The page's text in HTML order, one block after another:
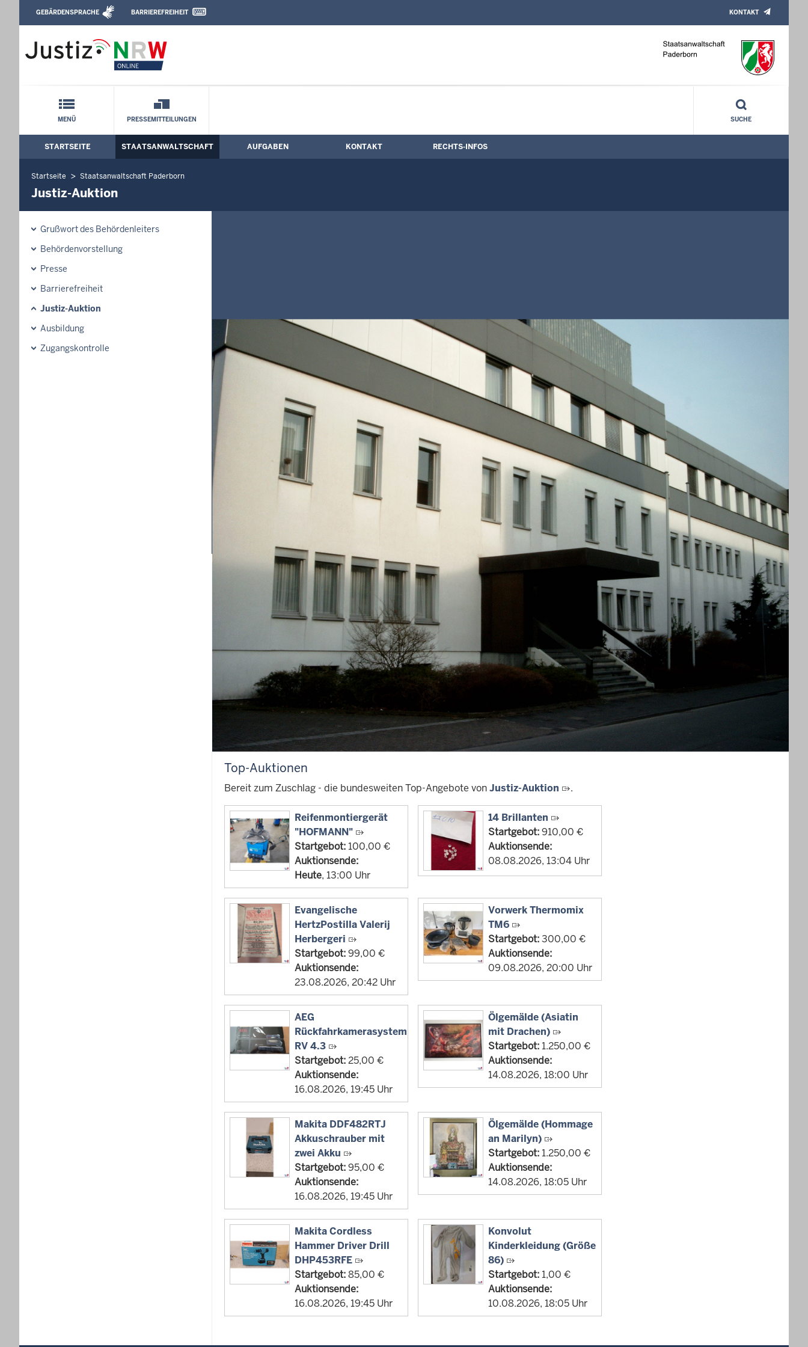
Staatsanwaltschaft Paderborn: Justiz-Auktion
Direkt zum Inhalt
Leichte Sprache, Gebärdensprachenvideo und Kontaktformular
GEBÄRDENSPRACHE BARRIEREFREIHEIT KONTAKT
Schnellnavigation mit Volltext-Suche
MENÜ PRESSEMITTEILUNGEN SUCHE
Hauptmenü: Hauptnavigation
STARTSEITE STAATSANWALTSCHAFT AUFGABEN KONTAKT RECHTS-INFOS
Startseite Staatsanwaltschaft Paderborn
Justiz-Auktion
Grußwort des Behördenleiters
Behördenvorstellung
Presse
Barrierefreiheit
Justiz-Auktion
Ausbildung
Zugangskontrolle
Quelle: Staatsanwaltschaft Paderborn
Justiz-Auktion
Aktuelle Angebote auf der Versteigerungsplattform der Justiz
Das Besondere an der Justiz-Auktion:
Bieten – Zuschlag bekommen – Zahlen – Ware erhalten: Die Justiz-Auktion bietet hochwertige Ware, einfache Abläufe und
sichere Bedingungen für jedermann.
Anders als bei gewohnten Internetauktionen handelt es sich bei den Verkäufern der Justiz-Auktion ausschließlich um die
Justiz mit ihren Gerichten, Staatsanwaltschaften, Vollstreckungsorganen sowie weiteren Behörden. Als Verkäufer können
sich alle Justizeinrichtungen, Behörden und Gerichtsvollzieherinnen und Gerichtsvollzieher beteiligen.
Die Justizeinrichtungen sowie die Gerichtsvollzieherinnen und Gerichtsvollzieher sind verlässliche Vertragspartner, die
umgehend nach Zahlungseingang den ersteigerten Gegenstand an den erfolgreichen Bieter übergeben oder versenden. Als
Bieter kann sich grundsätzlich (Ausnahmen regeln die Allgemeinen Versteigerungsbedingungen der Justiz-Auktion) und
auf einfachem Weg jeder registrieren.
Top-Auktionen
Bereit zum Zuschlag - die bundesweiten Top-Angebote vonJustiz-Auktion .
Reifenmontiergerät
"HOFMANN"
Startgebot:100,00 €
Auktionsende:
Heute, 13:00 Uhr
14 Brillanten
Startgebot:910,00 €
Auktionsende:
08.08.2026, 13:04 Uhr
Evangelische
HertzPostilla Valerij
Herbergeri
Startgebot:99,00 €
Auktionsende:
23.08.2026, 20:42 Uhr
Vorwerk Thermomix
TM6
Startgebot:300,00 €
Auktionsende:
09.08.2026, 20:00 Uhr
AEG
Rückfahrkamerasystem
RV 4.3
Startgebot:25,00 €
Auktionsende:
16.08.2026, 19:45 Uhr
Ölgemälde (Asiatin
mit Drachen)
Startgebot:1.250,00 €
Auktionsende:
14.08.2026, 18:00 Uhr
Makita DDF482RTJ
Akkuschrauber mit
zwei Akku
Startgebot:95,00 €
Auktionsende:
16.08.2026, 19:45 Uhr
Ölgemälde (Hommage
an Marilyn)
Startgebot:1.250,00 €
Auktionsende:
14.08.2026, 18:05 Uhr
Makita Cordless
Hammer Driver Drill
DHP453RFE
Startgebot:85,00 €
Auktionsende:
16.08.2026, 19:45 Uhr
Konvolut
Kinderkleidung (Größe
86)
Startgebot:1,00 €
Auktionsende:
10.08.2026, 18:05 Uhr